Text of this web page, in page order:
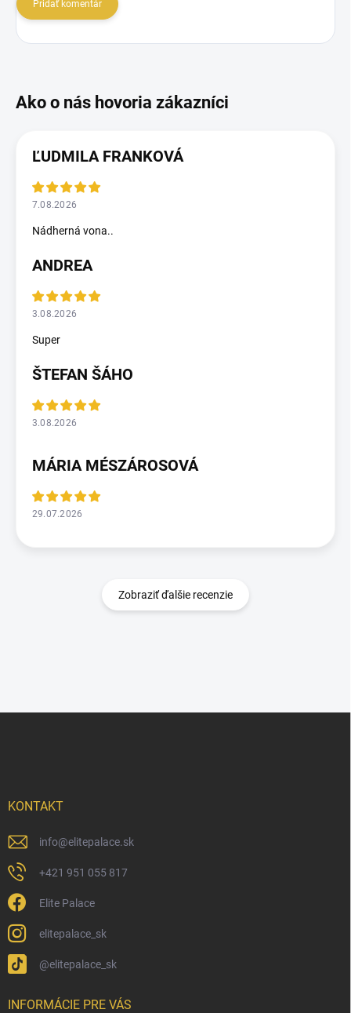
Pridať komentár
ĽUDMILA FRANKOVÁ
7.08.2026
Nádherná vona..
ANDREA
3.08.2026
Super
ŠTEFAN ŠÁHO
3.08.2026
MÁRIA MÉSZÁROSOVÁ
29.07.2026
Zobraziť ďalšie recenzie
KONTAKT
info@elitepalace.sk
+421 951 055 817
Elite Palace
elitepalace_sk
@elitepalace_sk
INFORMÁCIE PRE VÁS